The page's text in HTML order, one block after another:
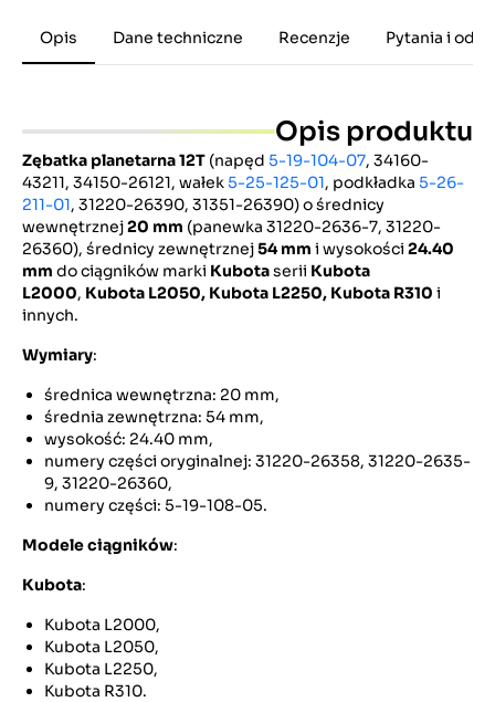
Opis Dane techniczne Recenzje Pytania i
Opis produktu
Zębatka planetarna 12T (napęd 5-19-104-07, 34160-
43211, 34150-26121, wałek5-25-125-01, podkładka 5-26-
211-01, 31220-26390, 31351-26390) o średnicy
wewnętrznej20 mm (panewka 31220-2636-7, 31220-
26360), średnicy zewnętrznej54 mm i wysokości 24.40
mm do ciągników marki Kubotaserii Kubota
L2000, Kubota L2050, Kubota L2250, Kubota R310 i
innych.
Wymiary:
średnica wewnętrzna: 20 mm,
średnia zewnętrzna: 54 mm,
wysokość: 24.40 mm,
numery części oryginalnej: 31220-26358, 31220-2635-
9, 31220-26360,
numery części: 5-19-108-05.
Modele ciągników:
Kubota:
Kubota L2000,
Kubota L2050,
Kubota L2250,
Kubota R310.